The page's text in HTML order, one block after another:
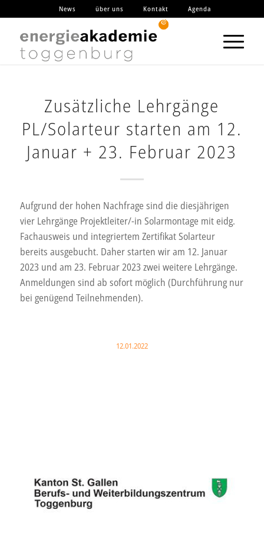
News über uns Kontakt Agenda
Zusätzliche Lehrgänge
PL/Solarteur starten am 12.
Januar + 23. Februar 2023
Aufgrund der hohen Nachfrage sind die diesjährigen
vier Lehrgänge Projektleiter/-in Solarmontage mit eidg.
Fachausweis und integriertem Zertifikat Solarteur
bereits ausgebucht. Daher starten wir am 12. Januar
2023 und am 23. Februar 2023 zwei weitere Lehrgänge.
Anmeldungen sind ab sofort möglich (Durchführung nur
bei genügend Teilnehmenden).
12.01.2022